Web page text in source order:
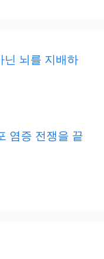
닌 뇌를 지배하
염증 전쟁을 끝